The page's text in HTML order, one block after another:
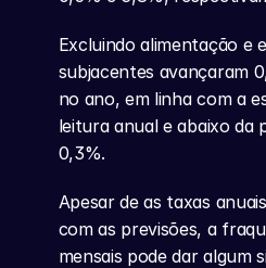
Excluindo alimentação e
subjacentes avançaram
no ano, em linha com a
leitura anual e abaixo da
0,3%.
Apesar de as taxas
com as previsões, a
mensais pode dar algum